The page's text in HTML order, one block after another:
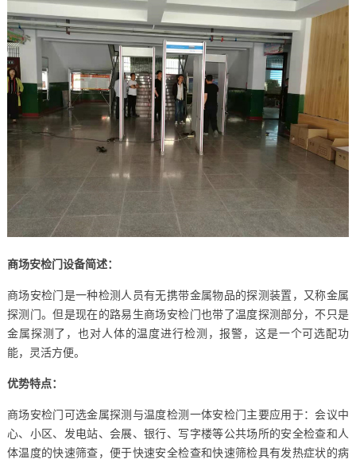
商场安检门设备简述：
商场安检门是一种检测人员有无携带金属物品的探测装置，又称金属
探测门。但是现在的路易生商场安检门也带了温度探测部分，不只是
金属探测了，也对人体的温度进行检测，报警，这是一个可选配功
能，灵活方便。
优势特点：
商场安检门可选金属探测与温度检测一体安检门主要应用于：会议中
心、小区、发电站、会展、银行、写字楼等公共场所的安全检查和人
体温度的快速筛查，便于快速安全检查和快速筛检具有发热症状的病